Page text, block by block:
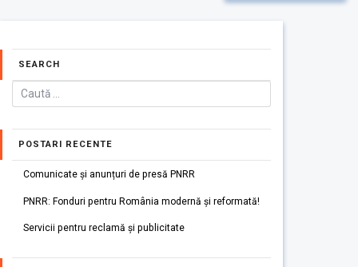
SEARCH
POSTARI RECENTE
Comunicate și anunțuri de presă PNRR
PNRR: Fonduri pentru România modernă și reformată!
Servicii pentru reclamă și publicitate